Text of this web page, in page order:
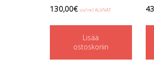
130,00€ sis/incl ALV/VAT
Lisää
ostoskoriin